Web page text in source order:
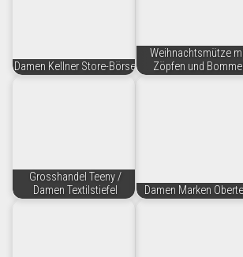
Damen Kellner Store-Börse
Weihnachtsmütze
Zöpfen und Bommel
Grosshandel Teeny /
Damen Textilstiefel
Damen Marken